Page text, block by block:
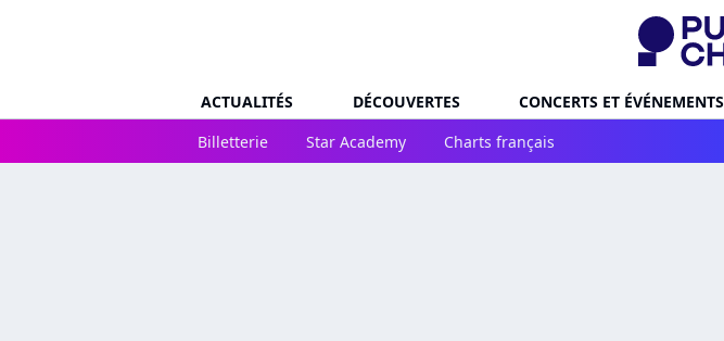
ACTUALITÉS DÉCOUVERTES CONCERTS ET ÉVÉNEMENTS
Billetterie
Star Academy Charts français